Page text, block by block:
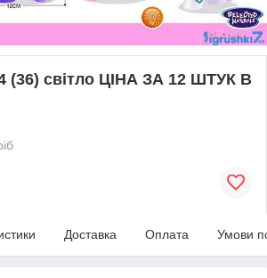
(36) світло ЦІНА ЗА 12 ШТУК В
Доставка Оплата Умови